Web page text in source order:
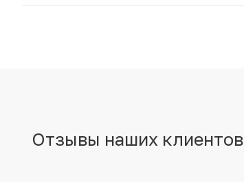
Отзывы наших клиентов